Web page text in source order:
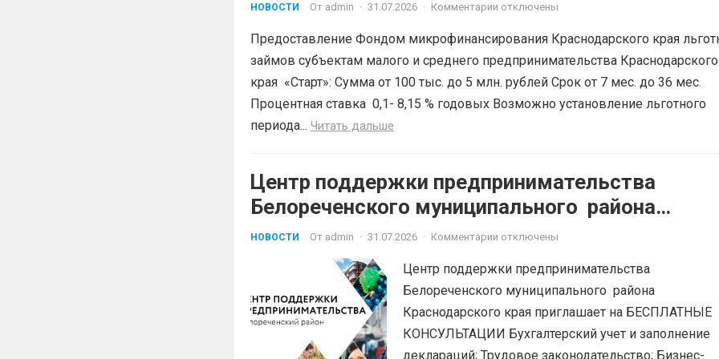
НОВОСТИ От admin · 31.07.2026 · Комментарии отключены
Предоставление Фондом микрофинансирования Краснодарского края
займов субъектам малого и среднего предпринимательства Краснодарского
края «Старт»: Сумма от 100 тыс. до 5 млн. рублей Срок от 7 мес. до 36 мес.
Процентная ставка 0,1- 8,15 % годовых Возможно установление льготного
периода... Читать дальше
Центр поддержки предпринимательства
Белореченского муниципального района
Краснодарского края приглашает на
БЕСПЛАТНЫЕ КОНСУЛЬТАЦИИ
НОВОСТИ От admin · 31.07.2026 · Комментарии отключены
Центр поддержки предпринимательства
Белореченского муниципального района
Краснодарского края приглашает на БЕСПЛАТНЫЕ
КОНСУЛЬТАЦИИ Бухгалтерский учет и заполнение
деклараций; Трудовое законодательство; Бизнес-